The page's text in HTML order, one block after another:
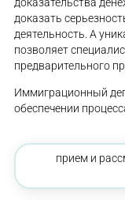
доказать
деятельность. А
позволяет
предварительного
Иммиграционный
обеспечении
прием и